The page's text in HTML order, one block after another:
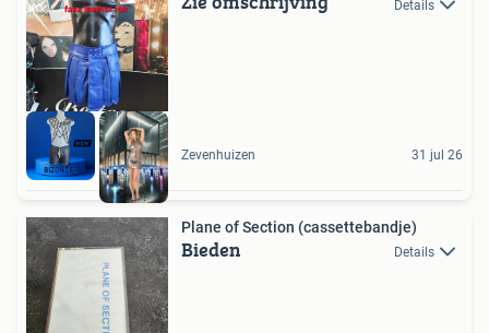
Details
Zevenhuizen 31 jul 26
Plane of Section (cassettebandje)
Bieden Details